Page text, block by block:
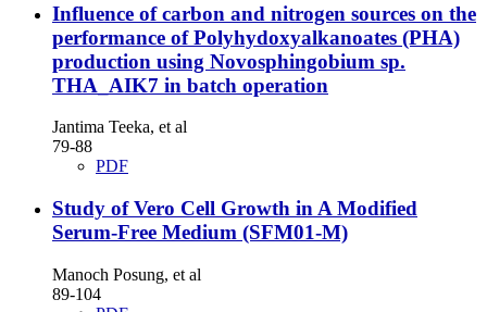
Influence of carbon and nitrogen sources on the
performance of Polyhydoxyalkanoates (PHA)
production using Novosphingobium sp.
THA_AIK7 in batch operation
Jantima Teeka, et al
79-88
PDF
Study of Vero Cell Growth in A Modified
Serum-Free Medium (SFM01-M)
Manoch Posung, et al
89-104